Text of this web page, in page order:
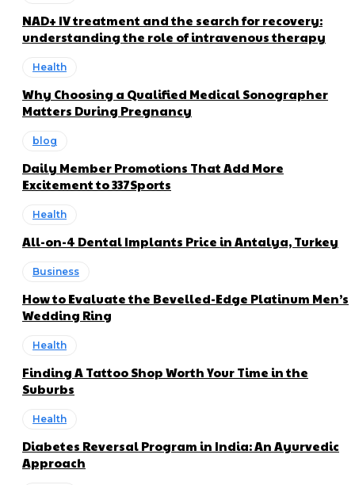
NAD+ IV treatment and the search for recovery:
understanding the role of intravenous therapy
Health
Why Choosing a Qualified Medical Sonographer
Matters During Pregnancy
blog
Daily Member Promotions That Add More
Excitement to 337Sports
Health
All-on-4 Dental Implants Price in Antalya, Turkey
Business
How to Evaluate the Bevelled-Edge Platinum Men’s
Wedding Ring
Health
Finding A Tattoo Shop Worth Your Time in the
Suburbs
Health
Diabetes Reversal Program in India: An Ayurvedic
Approach